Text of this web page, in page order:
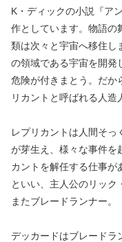
K・ディックの小説『ア
作としています。物語の
類は次々と宇宙へ移住し
の領域である宇宙を開発
危険が付きまとう。だか
リカントと呼ばれる人造
レプリカントは人間そ
が芽生え、様々な事件を
カントを解任する仕事が
といい、主人公のリック
またブレードランナー。
デッカードはブレードラ